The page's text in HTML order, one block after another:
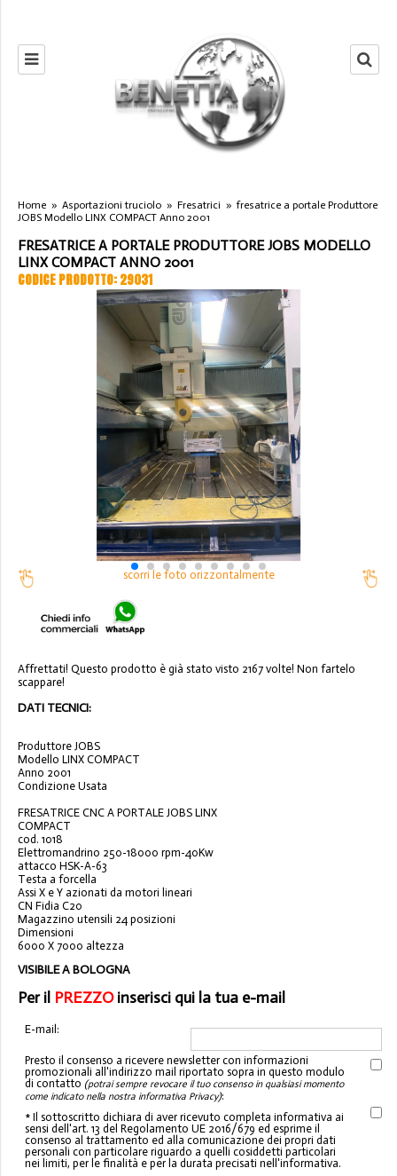
Home » Asportazioni truciolo » Fresatrici »fresatrice a portale Produttore
JOBS Modello LINX COMPACT Anno 2001
FRESATRICE A PORTALE PRODUTTORE JOBS MODELLO
LINX COMPACT ANNO 2001
CODICE PRODOTTO: 29031
scorri le foto orizzontalmente
Affrettati! Questo prodotto è già stato visto 2167 volte! Non fartelo
scappare!
DATI TECNICI:
Produttore JOBS
Mod e o LINX COMPACT
Anno 2001
Condizione Usata
FRESATRICE CNC A PORTALE JOBS LINX
COMPACT
cod . 1018
E ettromandrino 250-18000 rpm-40Kw
attacco HSK-A-63
Testa a force a
Assi X e Y azionati d a motori ineari
CN Fidia C20
Magazzino utensi i 24 posizioni
Dimensioni
6000 X 7000 a tezza
VISIBILE A BOLOGNA
Per il PREZZOinserisci qui la tua e-mail
E-mail:
Presto il consenso a ricevere newsletter con informazioni
promozionali all'indirizzo mail riportato sopra in questo modulo
di contatto (potrai sempre revocare il tuo consenso in qualsiasi momento
come indicato nella nostra informativa Privacy):
* Il sottoscritto dichiara di aver ricevuto completa informativa ai
sensi dell'art. 13 del Regolamento UE 2016/679 ed esprime il
consenso al trattamento ed alla comunicazione dei propri dati
personali con particolare riguardo a quelli cosiddetti particolari
nei limiti, per le finalità e per la durata precisati nell'informativa.